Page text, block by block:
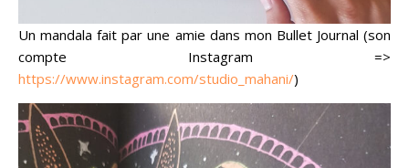
Un mandala fait par une amie dans mon Bullet Journal (son
compte Instagram =>
https://www.instagram.com/studio_mahani/)